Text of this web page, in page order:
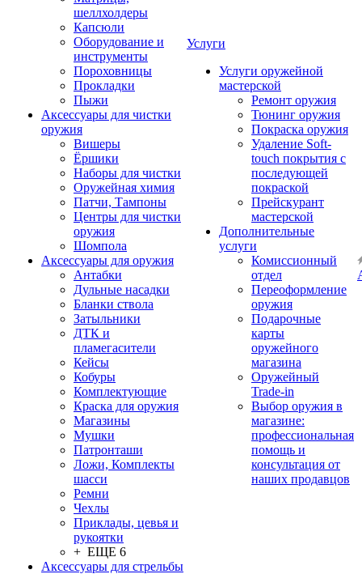
шеллхолдеры
Капсюли
Оборудование и
инструменты
Пороховницы
Прокладки
Пыжи
Аксессуары для чистки
оружия
Вишеры
Ёршики
Наборы для чистки
Оружейная химия
Патчи, Тампоны
Центры для чистки
оружия
Шомпола
Аксессуары для оружия
Антабки
Дульные насадки
Бланки ствола
Затыльники
ДТК и
пламегасители
Кейсы
Кобуры
Комплектующие
Краска для оружия
Магазины
Мушки
Патронташи
Ложи, Комплекты
шасси
Ремни
Чехлы
Приклады, цевья и
рукоятки
+ ЕЩЕ 6
Аксессуары для стрельбы
Услуги
Услуги оружейной
мастерской
Ремонт оружия
Тюнинг оружия
Покраска оружия
Удаление Soft-
touch покрытия с
последующей
покраской
Прейскурант
мастерской
Дополнительные
услуги
Комиссионный
отдел
Переоформление
оружия
Подарочные
карты
оружейного
магазина
Оружейный
Trade-in
Выбор оружия в
магазине:
профессиональная
помощь и
консультация от
наших продавцов